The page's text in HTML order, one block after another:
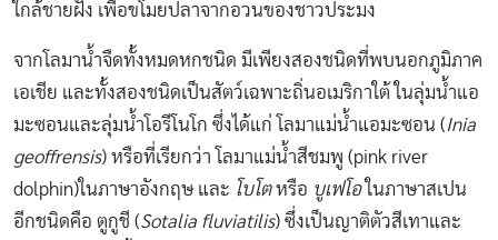
ใกล้ชายฝั่ง เพื่อขโมยปลาจากอวนของชาวประมง
จากโลมาน้ำจืดทั้งหมดหกชนิด มีเพียงสองชนิดที่พบนอกภูมิภาค
เอเชีย และทั้งสองชนิดเป็นสัตว์เฉพาะถิ่นอเมริกาใต้ ในลุ่มน้ำแอ
มะซอนและลุ่มน้ำโอรีโนโก ซึ่งได้แก่ โลมาแม่น้ำแอมะซอน (Inia
geoffrensis) หรือที่เรียกว่า โลมาแม่น้ำสีชมพู (pink river
dolphin)ในภาษาอังกฤษ และ โบโตหรือ บูเฟโอในภาษาสเปน
อีกชนิดคือ ตูกูชี (Sotalia fluviatilis) ซึ่งเป็นญาติตัวสีเทาและ